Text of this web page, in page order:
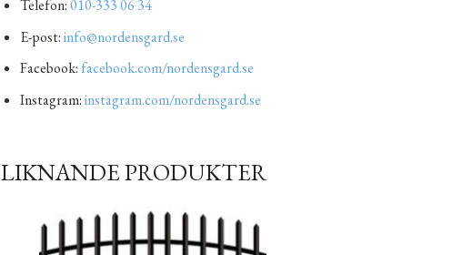
Telefon:010-333 06 34
E-post:info@nordensgard.se
Facebook: facebook.com/nordensgard.se
Instagram:instagram.com/nordensgard.se
LIKNANDE PRODUKTER